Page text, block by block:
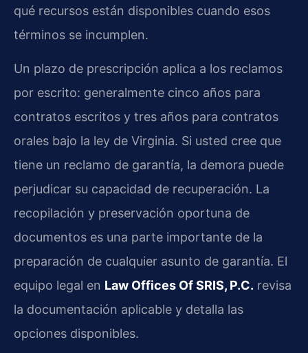
qué recursos están disponibles cuando esos
términos se incumplen.
Un plazo de prescripción aplica a los reclamos
por escrito: generalmente cinco años para
contratos escritos y tres años para contratos
orales bajo la ley de Virginia. Si usted cree que
tiene un reclamo de garantía, la demora puede
perjudicar su capacidad de recuperación. La
recopilación y preservación oportuna de
documentos es una parte importante de la
preparación de cualquier asunto de garantía. El
equipo legal en Law Offices Of SRIS, P.C. revisa
la documentación aplicable y detalla las
opciones disponibles.